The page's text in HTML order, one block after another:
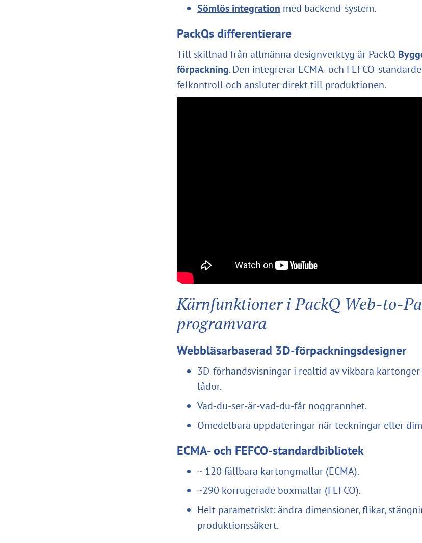
Sömlös integration med backend-system.
PackQs differentierare
Till skillnad från allmänna designverktyg är PackQ
förpackning. Den integrerar ECMA- och FEFCO-
felkontroll och ansluter direkt till produktionen.
Kärnfunktioner i PackQ Web-to-
programvara
Webbläsarbaserad 3D-förpackningsdesigner
3D-förhandsvisningar i realtid av vikbara
lådor.
Vad-du-ser-är-vad-du-får noggrannhet.
Omedelbara uppdateringar när teckningar eller
ECMA- och FEFCO-standardbibliotek
~ 120 fällbara kartongmallar (ECMA).
~290 korrugerade boxmallar (FEFCO).
Helt parametriskt: ändra dimensioner, flikar,
produktionssäkert.